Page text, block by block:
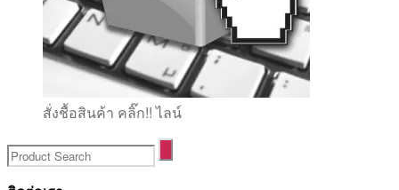
สั่งชื้อสินค้า คลิ๊ก!! ไลน์